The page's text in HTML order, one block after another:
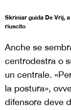
Skriniar guida De Vrij,
riuscito
Anche se
centrodestra o
un centrale.
la postura»,
difensore deve